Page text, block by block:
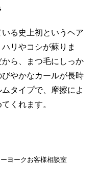
る史上初というヘア
リやコシが蘇りま
ら、まつ毛にしっか
やかなカールが長時
タイプで、摩擦によ
くれます。
ヨークお客様相談室